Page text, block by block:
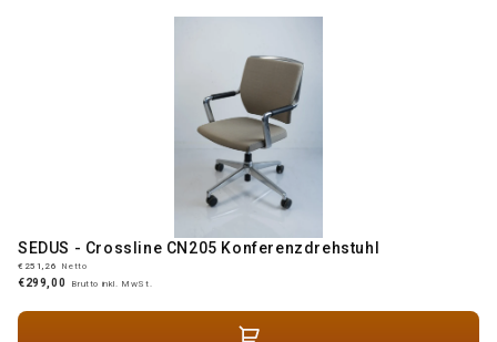
SEDUS - Crossline CN205 Konferenzdrehstuhl
€251,26 Netto
€299,00 Brutto inkl. MwSt.